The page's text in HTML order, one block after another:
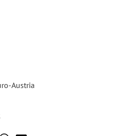
Austria